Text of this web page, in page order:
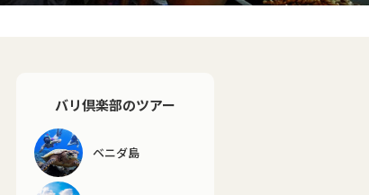
バリ倶楽部のツアー
ベニダ島